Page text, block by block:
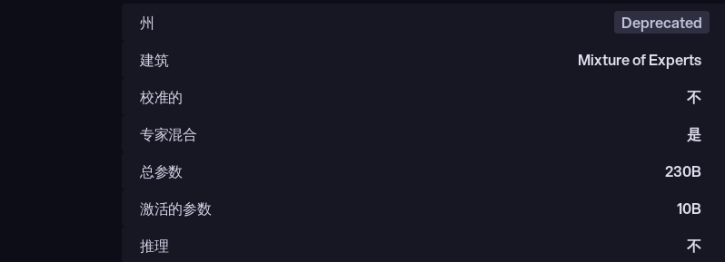
州 Deprecated
建筑
Mixture of Experts
校准的
不
专家混合
是
总参数
230B
激活的参数
10B
推理
不